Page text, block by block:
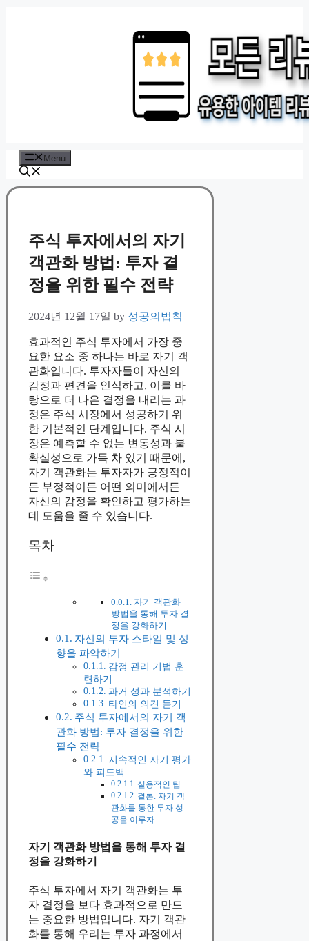
Menu
주식 투자에서의 자기
객관화 방법: 투자 결
정을 위한 필수 전략
2024년 12월 17일 by 성공의법칙
효과적인 주식 투자에서 가장 중
요한 요소 중 하나는 바로 자기 객
관화입니다. 투자자들이 자신의
감정과 편견을 인식하고, 이를 바
탕으로 더 나은 결정을 내리는 과
정은 주식 시장에서 성공하기 위
한 기본적인 단계입니다. 주식 시
장은 예측할 수 없는 변동성과 불
확실성으로 가득 차 있기 때문에,
자기 객관화는 투자자가 긍정적이
든 부정적이든 어떤 의미에서든
자신의 감정을 확인하고 평가하는
데 도움을 줄 수 있습니다.
목차
자기 객관화
방법을 통해 투자 결
정을 강화하기
자신의 투자 스타일 및 성
향을 파악하기
감정 관리 기법 훈
련하기
과거 성과 분석하기
타인의 의견 듣기
주식 투자에서의 자기 객
관화 방법: 투자 결정을 위한
필수 전략
지속적인 자기 평가
와 피드백
실용적인 팁
결론: 자기 객
관화를 통한 투자 성
공을 이루자
자기 객관화 방법을 통해 투자 결
정을 강화하기
주식 투자에서 자기 객관화는 투
자 결정을 보다 효과적으로 만드
는 중요한 방법입니다. 자기 객관
화를 통해 우리는 투자 과정에서